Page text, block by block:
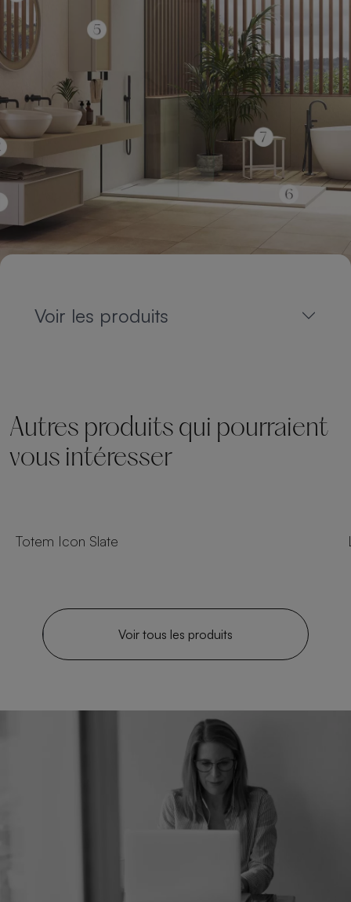
Voir les produits
Autres produits qui pourraient
vous intéresser
Totem Icon Slate
Voir tous les produits